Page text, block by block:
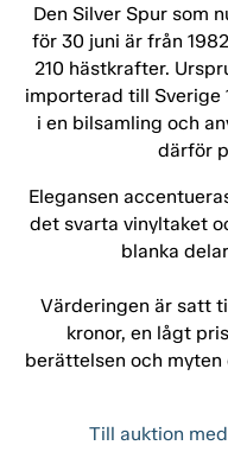
Den Silver Spur som
för 30 juni är från
210 hästkrafter.
importerad till Sverige
i en bilsamling och
därför
Elegansen
det svarta vinyltaket
blanka
Värderingen är satt
kronor, en lågt
berättelsen och
Till auktion